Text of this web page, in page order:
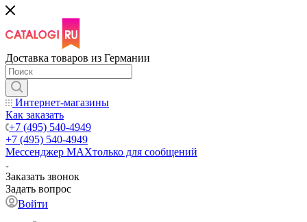
Доставка товаров из Германии
Интернет-магазины
Как заказать
+7 (495) 540-4949
+7 (495) 540-4949
Мессенджер МАХтолько для сообщений
Заказать звонок
Задать вопрос
Войти